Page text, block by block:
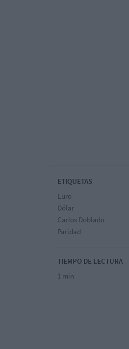
ETIQUETAS
Euro
Dólar
Carlos Doblado
Paridad
TIEMPO DE LECTURA
1 min